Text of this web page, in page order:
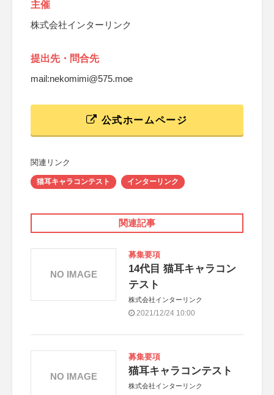
主催
株式会社インターリンク
提出先・問合先
mail:nekomimi@575.moe
公式ホームページ
関連リンク
猫耳キャラコンテスト インターリンク
関連記事
募集要項
14代目 猫耳キャラコン
テスト
株式会社インターリンク
2021/12/24 10:00
NO IMAGE
募集要項
猫耳キャラコンテスト
株式会社インターリンク
NO IMAGE